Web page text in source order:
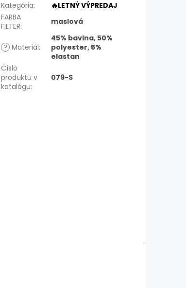
Kategória:
🔥LETNÝ VÝPREDAJ
FARBA
FILTER: maslová
? Materiál:
45% bavlna, 50%
polyester, 5%
elastan
Číslo
produktu v
katalógu:
079-S